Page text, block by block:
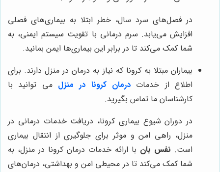
در فصل‌های سرد سال، خطر ابتلا به بیماری‌های فصلی
افزایش می‌یابد. سرم درمانی با تقویت سیستم ایمنی، به
شما کمک می‌کند تا در برابر این بیماری‌ها ایمن بمانید.
بیماران مبتلا به کرونا که نیاز به درمان در منزل دارند. برای
اطلاع از خدمات درمان کرونا در منزل می توانید با
کارشناسان ما تماس بگیرید.
در دوران شیوع بیماری کرونا، دریافت خدمات درمانی در
منزل، راهی امن و موثر برای جلوگیری از انتقال بیماری
است. نفس بان با ارائه خدمات درمان کرونا در منزل، به
شما کمک می‌کند تا در محیطی امن و بهداشتی، درمان‌های